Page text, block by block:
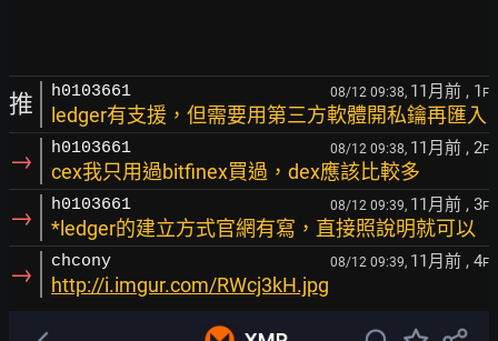
推 h0103661 08/12 09:38, 11月前 , 1 F
ledger有支援，但需要用第三方軟體開私鑰再匯入
→ h0103661 08/12 09:38, 11月前 , 2F
cex我只用過bitfinex買過，dex應該比較多
→ h0103661 08/12 09:39, 11月前 , 3F
*ledger的建立方式官網有寫，直接照說明就可以
→ chcony 08/12 09:39, 11月前 , 4F
http://i.imgur.com/RWcj3kH.jpg